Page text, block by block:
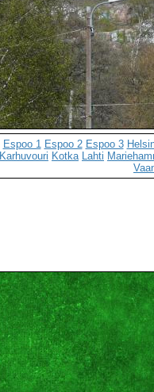
Espoo 1 Espoo 2 Espoo 3
Karhuvouri Kotka Lahti